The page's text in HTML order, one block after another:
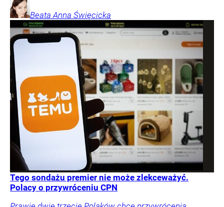
Beata Anna Święcicka
Tego sondażu premier nie może zlekceważyć.
Polacy o przywróceniu CPN